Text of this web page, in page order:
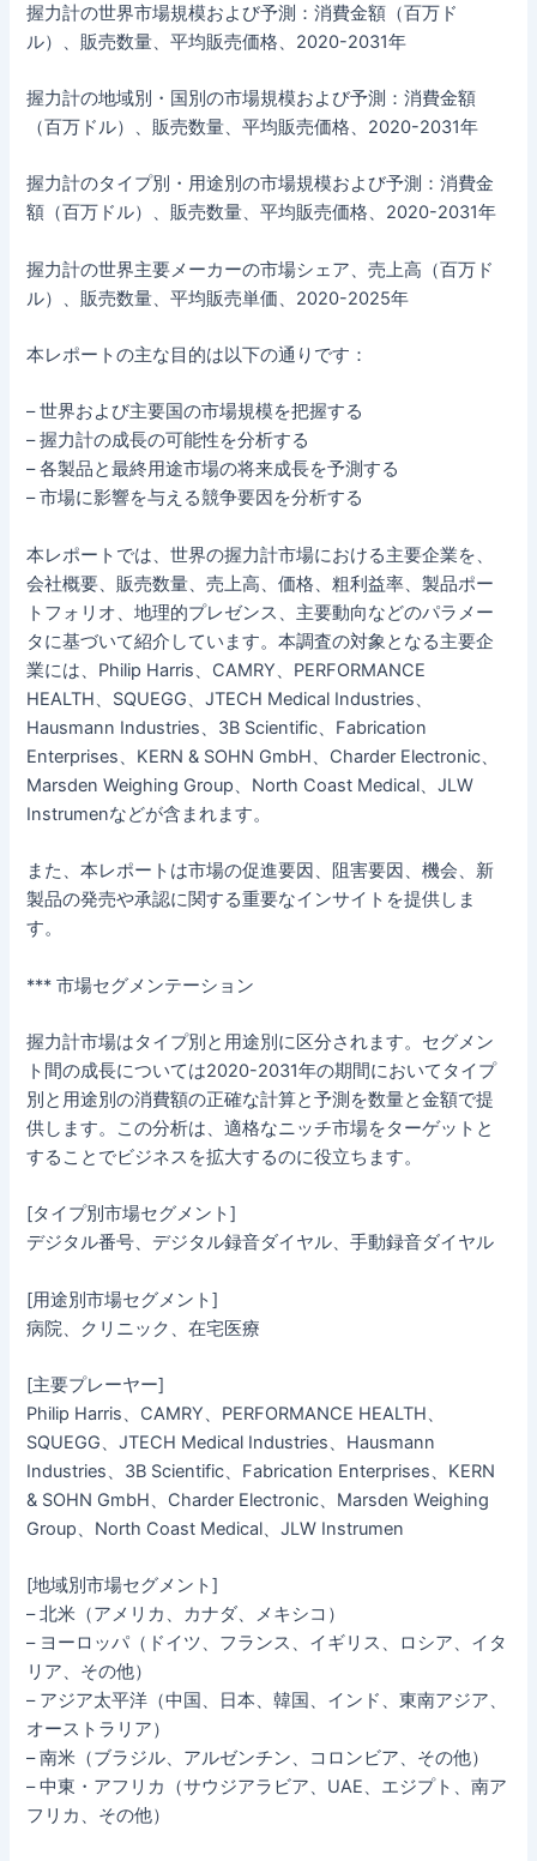
握力計の世界市場規模および予測：消費金額（百万ド
ル）、販売数量、平均販売価格、2020-2031年
握力計の地域別・国別の市場規模および予測：消費金額
（百万ドル）、販売数量、平均販売価格、2020-2031年
握力計のタイプ別・用途別の市場規模および予測：消費金
額（百万ドル）、販売数量、平均販売価格、2020-2031年
握力計の世界主要メーカーの市場シェア、売上高（百万ド
ル）、販売数量、平均販売単価、2020-2025年
本レポートの主な目的は以下の通りです：
– 世界および主要国の市場規模を把握する
– 握力計の成長の可能性を分析する
– 各製品と最終用途市場の将来成長を予測する
– 市場に影響を与える競争要因を分析する
本レポートでは、世界の握力計市場における主要企業を、
会社概要、販売数量、売上高、価格、粗利益率、製品ポー
トフォリオ、地理的プレゼンス、主要動向などのパラメー
タに基づいて紹介しています。本調査の対象となる主要企
業には、Philip Harris、CAMRY、PERFORMANCE
HEALTH、SQUEGG、JTECH Medical Industries、
Hausmann Industries、3B Scientific、Fabrication
Enterprises、KERN & SOHN GmbH、Charder Electronic、
Marsden Weighing Group、North Coast Medical、JLW
Instrumenなどが含まれます。
また、本レポートは市場の促進要因、阻害要因、機会、新
製品の発売や承認に関する重要なインサイトを提供しま
す。
*** 市場セグメンテーション
握力計市場はタイプ別と用途別に区分されます。セグメン
ト間の成長については2020-2031年の期間においてタイプ
別と用途別の消費額の正確な計算と予測を数量と金額で提
供します。この分析は、適格なニッチ市場をターゲットと
することでビジネスを拡大するのに役立ちます。
[タイプ別市場セグメント]
デジタル番号、デジタル録音ダイヤル、手動録音ダイヤル
[用途別市場セグメント]
病院、クリニック、在宅医療
[主要プレーヤー]
Philip Harris、CAMRY、PERFORMANCE HEALTH、
SQUEGG、JTECH Medical Industries、Hausmann
Industries、3B Scientific、Fabrication Enterprises、KERN
& SOHN GmbH、Charder Electronic、Marsden Weighing
Group、North Coast Medical、JLW Instrumen
[地域別市場セグメント]
– 北米（アメリカ、カナダ、メキシコ）
– ヨーロッパ（ドイツ、フランス、イギリス、ロシア、イタ
リア、その他）
– アジア太平洋（中国、日本、韓国、インド、東南アジア、
オーストラリア）
– 南米（ブラジル、アルゼンチン、コロンビア、その他）
– 中東・アフリカ（サウジアラビア、UAE、エジプト、南ア
フリカ、その他）